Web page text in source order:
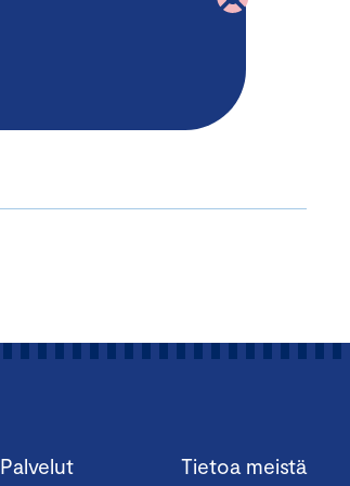
Palvelut Tietoa meistä